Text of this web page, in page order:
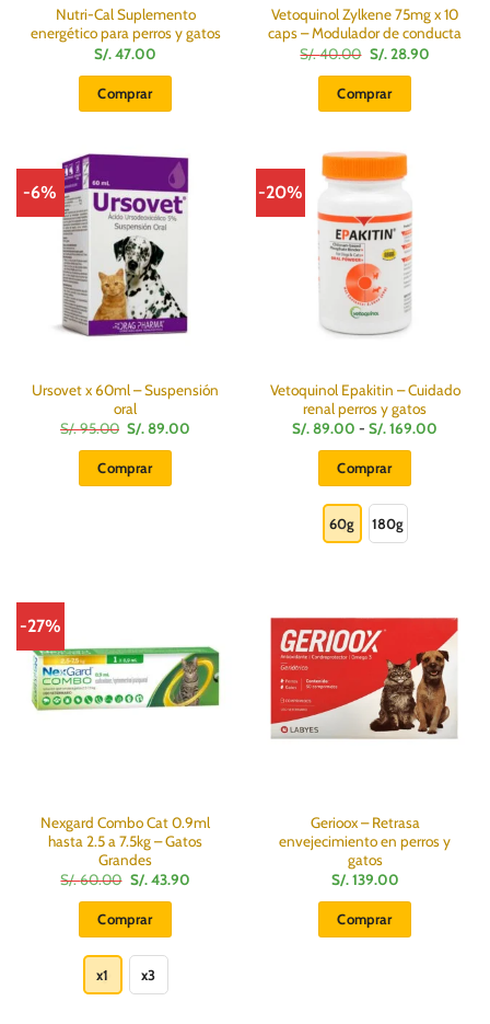
producto
Nutri-Cal Suplemento
energético para perros y gatos
S/.47.00
Comprar
Vetoquinol Zylkene 75mg x 10
caps – Modulador de conducta
S/.40.00 El
precio
original
era:
S/.
S/.28.90El
Comprar
-6%
Ursovet x 60ml – Suspensión
oral
S/.95.00 El
precio
original
era:
S/.
S/.89.00
Comprar
-20%
Vetoquinol Epakitin – Cuidado
renal perros y gatos
S/.89.00 - S/.169.00
Comprar
producto
tiene
opciones
se
pueden
elegir
en
producto
60g 180g
-27%
Nexgard Combo Cat 0.9ml
hasta 2.5 a 7.5kg – Gatos
Grandes
S/.60.00 El
precio
original
era:
S/.
S/.43.90El
Comprar
producto
tiene
x1 x3
Gerioox – Retrasa
envejecimiento en perros y
gatos
S/.139.00
Comprar